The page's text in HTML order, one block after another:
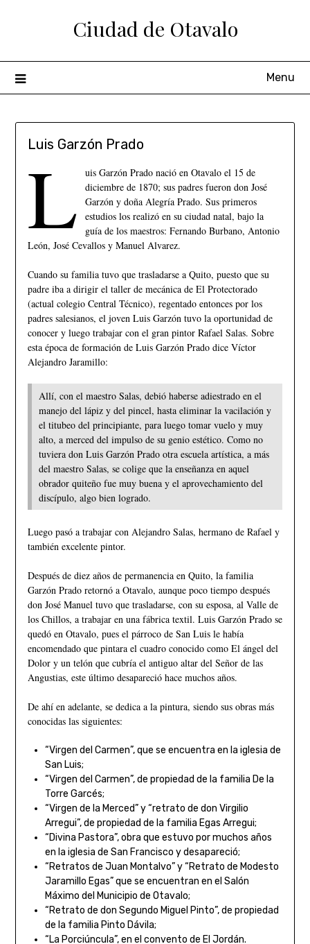
Ciudad de Otavalo
Menu
Luis Garzón Prado
L
uis Garzón Prado nació en Otavalo el 15 de
diciembre de 1870; sus padres fueron don José
Garzón y doña Alegría Prado. Sus primeros
estudios los realizó en su ciudad natal, bajo la
guía de los maestros: Fernando Burbano, Antonio
León, José Cevallos y Manuel Alvarez.
Cuando su familia tuvo que trasladarse a Quito, puesto que su
padre iba a dirigir el taller de mecánica de El Protectorado
(actual colegio Central Técnico), regentado entonces por los
padres salesianos, el joven Luis Garzón tuvo la oportunidad de
conocer y luego trabajar con el gran pintor Rafael Salas. Sobre
esta época de formación de Luis Garzón Prado dice Víctor
Alejandro Jaramillo:
Allí, con el maestro Salas, debió haberse adiestrado en el
manejo del lápiz y del pincel, hasta eliminar la vacilación y
el titubeo del principiante, para luego tomar vuelo y muy
alto, a merced del impulso de su genio estético. Como no
tuviera don Luis Garzón Prado otra escuela artística, a más
del maestro Salas, se colige que la enseñanza en aquel
obrador quiteño fue muy buena y el aprovechamiento del
discípulo, algo bien logrado.
Luego pasó a trabajar con Alejandro Salas, hermano de Rafael y
también excelente pintor.
Después de diez años de permanencia en Quito, la familia
Garzón Prado retornó a Otavalo, aunque poco tiempo después
don José Manuel tuvo que trasladarse, con su esposa, al Valle de
los Chillos, a trabajar en una fábrica textil. Luis Garzón Prado se
quedó en Otavalo, pues el párroco de San Luis le había
encomendado que pintara el cuadro conocido como El ángel del
Dolor y un telón que cubría el antiguo altar del Señor de las
Angustias, este último desapareció hace muchos años.
De ahí en adelante, se dedica a la pintura, siendo sus obras más
conocidas las siguientes:
“Virgen del Carmen”, que se encuentra en la iglesia de
San Luis;
“Virgen del Carmen”, de propiedad de la familia De la
Torre Garcés;
“Virgen de la Merced” y “retrato de don Virgilio
Arregui”, de propiedad de la familia Egas Arregui;
“Divina Pastora”, obra que estuvo por muchos años
en la iglesia de San Francisco y desapareció;
“Retratos de Juan Montalvo” y “Retrato de Modesto
Jaramillo Egas” que se encuentran en el Salón
Máximo del Municipio de Otavalo;
“Retrato de don Segundo Miguel Pinto”, de propiedad
de la familia Pinto Dávila;
“La Porciúncula”, en el convento de El Jordán.